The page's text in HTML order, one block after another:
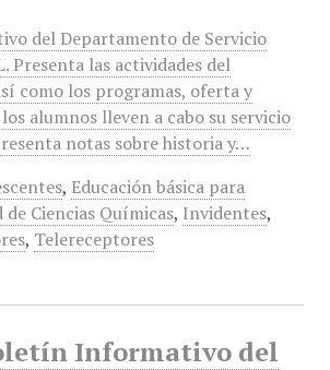
del Departamento de Servicio
Presenta las actividades del
como los programas, oferta y
alumnos lleven a cabo su servicio
notas sobre historia y…
, Educación básica para
de Ciencias Químicas, Invidentes,
, Telereceptores
Informativo del